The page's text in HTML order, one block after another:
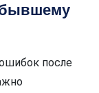
бывшему
после